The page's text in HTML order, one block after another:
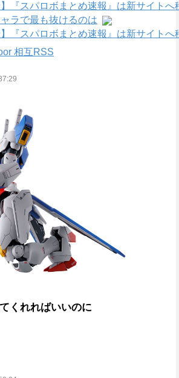
】『スパロボまとめ速報』は新サイトへ
ラで最も抜けるのは
】『スパロボまとめ速報』は新サイトへ
相互RSS
くれればいいのに